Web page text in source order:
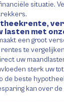
situatie.
lasten met
een groot
te
uw
sterk uw
de beste
kan over